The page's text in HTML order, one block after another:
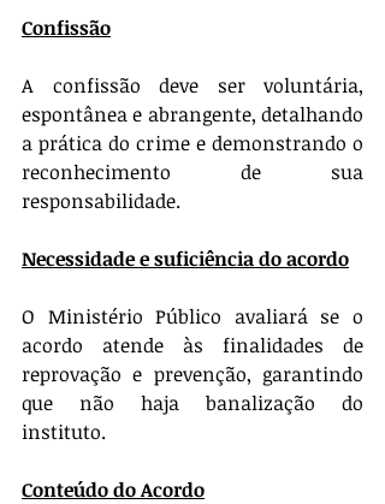
Confissão
A confissão deve ser voluntária,
espontânea e abrangente, detalhando
a prática do crime e demonstrando o
reconhecimento de sua
responsabilidade.
Necessidade e suficiência do acordo
O Ministério Público avaliará se o
acordo atende às finalidades de
reprovação e prevenção, garantindo
que não haja banalização do
instituto.
Conteúdo do Acordo